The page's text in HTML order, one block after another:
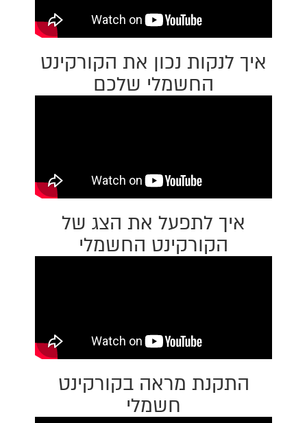
איך לנקות נכון את הקורקינט
החשמלי שלכם
איך לתפעל את הצג של
הקורקינט החשמלי
התקנת מראה בקורקינט
חשמלי